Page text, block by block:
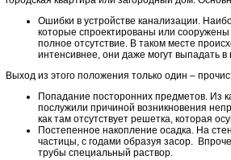
Ошибки в устройстве канализации.
которые спроектированы или
полное отсутствие. В таком месте
интенсивнее, они даже могут выпадать
Выход из этого положения только один –
Попадание посторонних предметов. Из
послужили причиной возникновения
как там отсутствует решетка, которая
Постепенное накопление осадка. На
частицы, с годами образуя засор.
трубы специальный раствор.